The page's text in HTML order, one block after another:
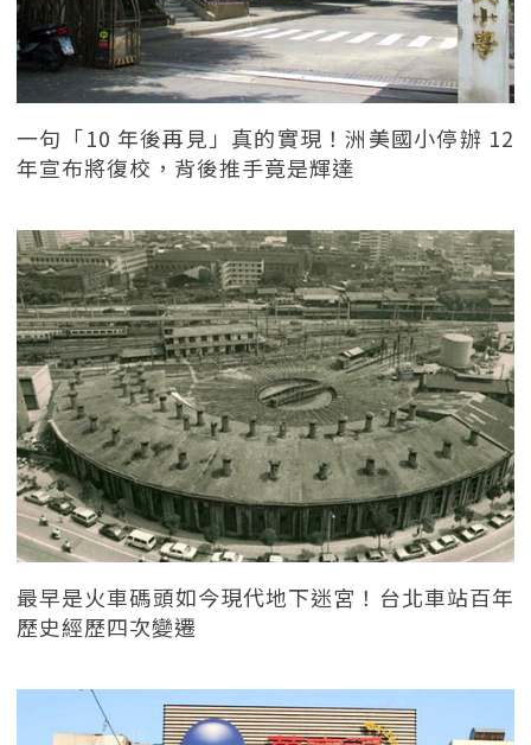
一句「10 年後再見」真的實現！洲美國小停辦 12
年宣布將復校，背後推手竟是輝達
最早是火車碼頭如今現代地下迷宮！台北車站百年
歷史經歷四次變遷